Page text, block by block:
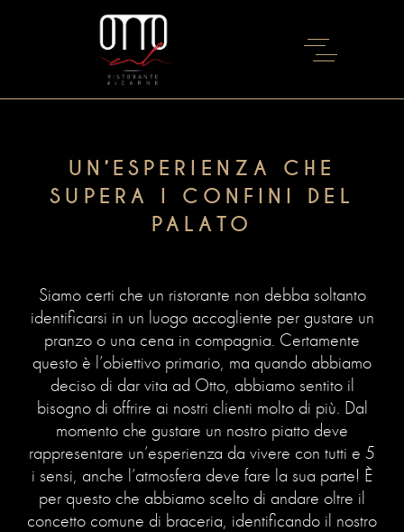
UN’ESPERIENZA CHE
SUPERA I CONFINI DEL
PALATO
Siamo certi che un ristorante non debba soltanto
identificarsi in un luogo accogliente per gustare un
pranzo o una cena in compagnia. Certamente
questo è l’obiettivo primario, ma quando abbiamo
deciso di dar vita ad Otto, abbiamo sentito il
bisogno di offrire ai nostri clienti molto di più. Dal
momento che gustare un nostro piatto deve
rappresentare un’esperienza da vivere con tutti e 5
i sensi, anche l’atmosfera deve fare la sua parte! È
per questo che abbiamo scelto di andare oltre il
concetto comune di braceria, identificando il nostro